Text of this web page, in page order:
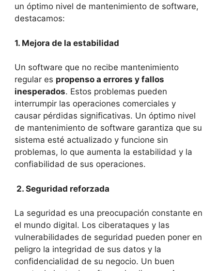
un óptimo nivel de mantenimiento de software,
destacamos:
1. Mejora de la estabilidad
Un software que no recibe mantenimiento
regular es propenso a errores y fallos
inesperados. Estos problemas pueden
interrumpir las operaciones comerciales y
causar pérdidas significativas. Un óptimo nivel
de mantenimiento de software garantiza que su
sistema esté actualizado y funcione sin
problemas, lo que aumenta la estabilidad y la
confiabilidad de sus operaciones.
2. Seguridad reforzada
La seguridad es una preocupación constante en
el mundo digital. Los ciberataques y las
vulnerabilidades de seguridad pueden poner en
peligro la integridad de sus datos y la
confidencialidad de su negocio. Un buen